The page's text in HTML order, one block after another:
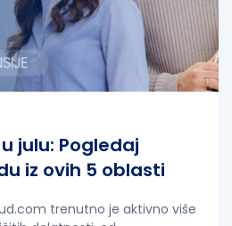
julu: Pogledaj
iz ovih 5 oblasti
trenutno je aktivno više